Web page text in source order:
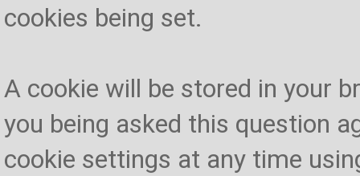
cookies being set.
A cookie will be stored in your
you being asked this question
cookie settings at any time